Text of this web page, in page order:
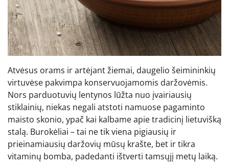
Atvėsus orams ir artėjant žiemai, daugelio šeimininkių
virtuvėse pakvimpa konservuojamomis daržovėmis.
Nors parduotuvių lentynos lūžta nuo įvairiausių
stiklainių, niekas negali atstoti namuose pagaminto
maisto skonio, ypač kai kalbame apie tradicinį lietuvišką
stalą. Burokėliai – tai ne tik viena pigiausių ir
prieinamiausių daržovių mūsų krašte, bet ir tikra
vitaminų bomba, padedanti ištverti tamsųjį metų laiką.